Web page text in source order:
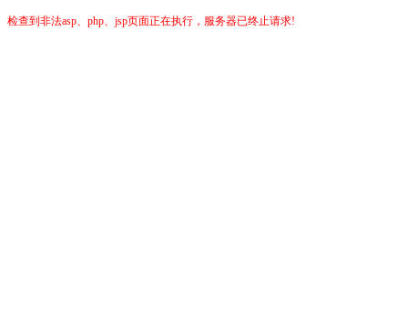
检查到非法asp、php、jsp页面正在执行，服务器已终止请求!